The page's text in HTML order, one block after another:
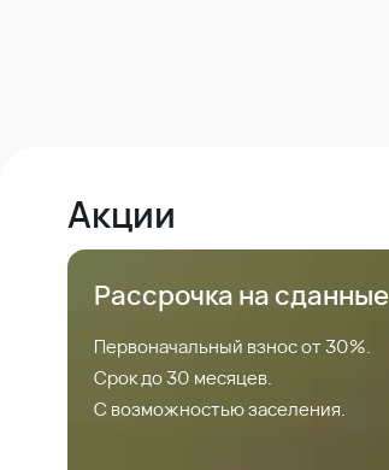
Акции
Рассрочка на
Первоначальный взнос от 30%.
Срок до 30 месяцев.
С возможностью заселения.